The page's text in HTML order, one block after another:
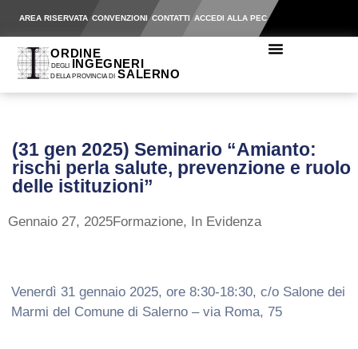
AREA RISERVATA CONVENZIONI CONTATTI ACCEDI ALLA PEC
(31 gen 2025) Seminario “Amianto:
rischi perla salute, prevenzione e ruolo
delle istituzioni”
Gennaio 27, 2025Formazione, In Evidenza
Venerdì 31 gennaio 2025, ore 8:30-18:30, c/o Salone dei
Marmi del Comune di Salerno – via Roma, 75